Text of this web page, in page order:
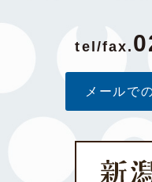
tel/fax.
メールで